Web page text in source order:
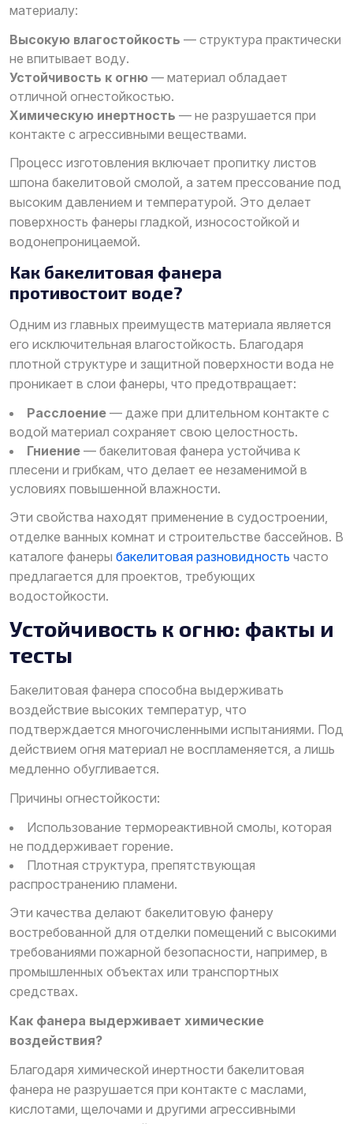
материалу:
Высокую влагостойкость — структура практически
не впитывает воду.
Устойчивость к огню — материал обладает
отличной огнестойкостью.
Химическую инертность — не разрушается при
контакте с агрессивными веществами.
Процесс изготовления включает пропитку листов
шпона бакелитовой смолой, а затем прессование под
высоким давлением и температурой. Это делает
поверхность фанеры гладкой, износостойкой и
водонепроницаемой.
Как бакелитовая фанера
противостоит воде?
Одним из главных преимуществ материала является
его исключительная влагостойкость. Благодаря
плотной структуре и защитной поверхности вода не
проникает в слои фанеры, что предотвращает:
Расслоение — даже при длительном контакте с
водой материал сохраняет свою целостность.
Гниение — бакелитовая фанера устойчива к
плесени и грибкам, что делает ее незаменимой в
условиях повышенной влажности.
Эти свойства находят применение в судостроении,
отделке ванных комнат и строительстве бассейнов. В
каталоге фанеры бакелитовая разновидность часто
предлагается для проектов, требующих
водостойкости.
Устойчивость к огню: факты и
тесты
Бакелитовая фанера способна выдерживать
воздействие высоких температур, что
подтверждается многочисленными испытаниями. Под
действием огня материал не воспламеняется, а лишь
медленно обугливается.
Причины огнестойкости:
Использование термореактивной смолы, которая
не поддерживает горение.
Плотная структура, препятствующая
распространению пламени.
Эти качества делают бакелитовую фанеру
востребованной для отделки помещений с высокими
требованиями пожарной безопасности, например, в
промышленных объектах или транспортных
средствах.
Как фанера выдерживает химические
воздействия?
Благодаря химической инертности бакелитовая
фанера не разрушается при контакте с маслами,
кислотами, щелочами и другими агрессивными